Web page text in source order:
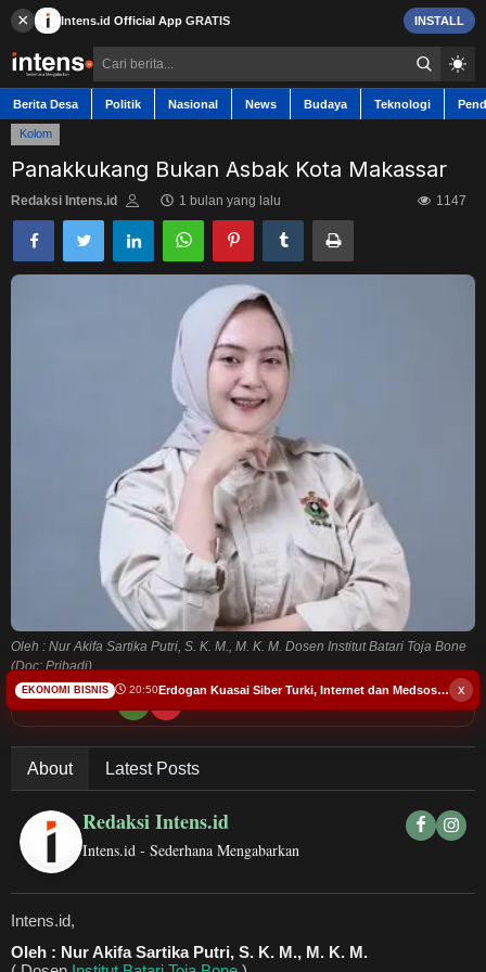
× Intens.id Official App GRATIS INSTALL
Berita Desa Politik Nasional News Budaya Teknologi
Berita Desa
Contact
Bursa
Hukum dan Kriminal
Kesehatan
Olahraga
Kolom
Panakkukang Bukan Asbak Kota Makassar
Redaksi Intens.id 1 bulan yang lalu 1147
Oleh : Nur Akifa Sartika Putri, S. K. M., M. K. M. Dosen Institut Batari Toja Bone
(Doc: Pribadi)
Bacakan Artikel
About Latest Posts
Redaksi Intens.id
Intens.id - Sederhana Mengabarkan
Intens.id,
Oleh : Nur Akifa Sartika Putri, S. K. M., M. K. M.
x
EKONOMI BISNIS 20:50 Erdogan Kuasai Siber Turki, Internet dan Medsos Warga Terancam